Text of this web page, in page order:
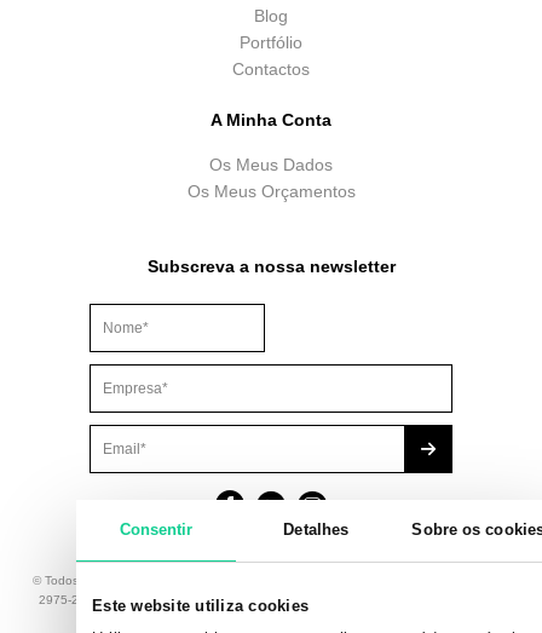
Consentir Detalhes Sobre os
Este website utiliza cookies
Blog
Portfólio
Contactos
A Minha Conta
Os Meus Dados
Os Meus Orçamentos
Subscreva a nossa newsletter
Este campo é para efeitos de validação e deve ser
© Todos os Direitos Reservados. Brindibérica, Lda., com sede na Av. Principal 8 – 1A,
2975-247 Quinta do Conde - Portugal, número de identificação fiscal 506 135 411,